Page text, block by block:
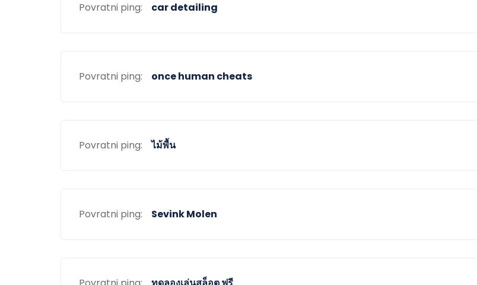
Povratni ping: car detailing
Povratni ping: once human cheats
Povratni ping: ไม้พื้น
Povratni ping: Sevink Molen